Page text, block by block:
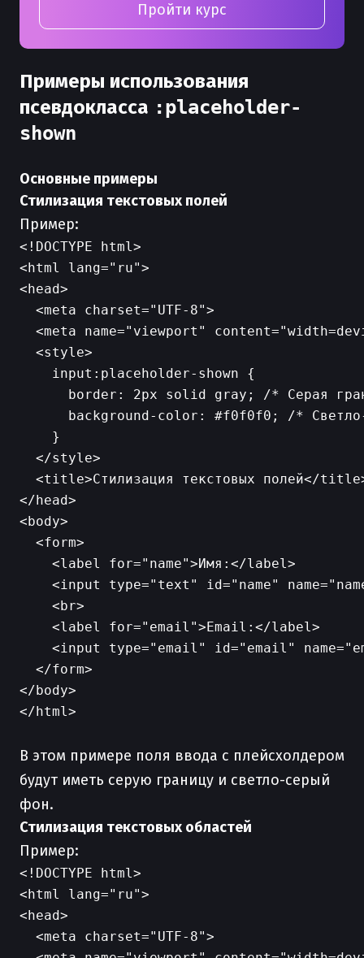
Пройти курс
Примеры использования
псевдокласса :placeholder-
shown
Основные примеры
Стилизация текстовых полей
Пример:
<!DOCTYPE html>
<html lang="ru">
<head>
  <meta charset="UTF-8">
<meta name="viewport"
  <style>
    input:placeholder-shown {
border: 2px solid gray; /* Серая
background-color: #f0f0f0; /*
    }
  </style>
<title>Стилизация текстовых полей</
</head>
<body>
  <form>
    <label for="name">Имя:</label>
<input type="text" id="name"
    <br>
    <label for="email">Email:</label>
<input type="email" id="email"
  </form>
</body>
</html>
В этом примере поля ввода с плейсхолдером
будут иметь серую границу и светло-серый
фон.
Стилизация текстовых областей
Пример:
<!DOCTYPE html>
<html lang="ru">
<head>
  <meta charset="UTF-8">